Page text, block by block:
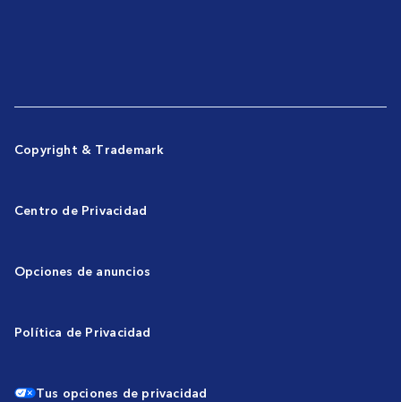
Copyright & Trademark
Centro de Privacidad
Opciones de anuncios
Política de Privacidad
Tus opciones de privacidad